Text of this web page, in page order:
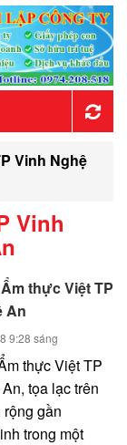
Vinh Nghệ
Vinh
thực Việt TP
An
9:28 sáng
thực Việt TP
tọa lạc trên
gần
trong một